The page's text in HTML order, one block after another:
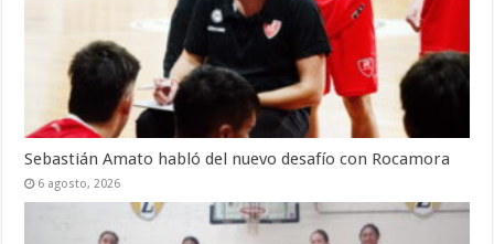
Sebastián Amato habló del nuevo desafío con Rocamora
6 agosto, 2026